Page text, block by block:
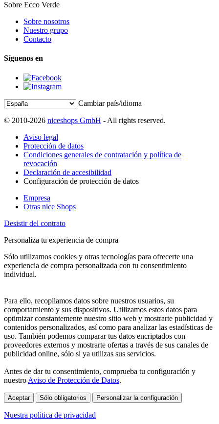
Sobre Ecco Verde
Sobre nosotros
Nuestro grupo
Contacto
Síguenos en
Cambiar país/idioma
© 2010-2026 niceshops GmbH - All rights reserved.
Aviso legal
Protección de datos
Condiciones generales de contratación y política de
revocación
Declaración de accesibilidad
Configuración de protección de datos
Empresa
Otras nice Shops
Desistir del contrato
Personaliza tu experiencia de compra
Sólo utilizamos cookies y otras tecnologías para ofrecerte una
experiencia de compra personalizada con tu consentimiento
individual.
Para ello, recopilamos datos sobre nuestros usuarios, su
comportamiento y sus dispositivos. Utilizamos estos datos para
optimizar constantemente nuestro sitio web y mostrarte publicidad y
contenidos personalizados, así como para analizar las estadísticas de
uso. También podemos comparar tus datos encriptados con
proveedores externos y mostrarte ofertas a través de sus canales de
publicidad online, sólo si ya utilizas sus servicios.
Antes de dar tu consentimiento, comprueba tu configuración y
nuestro Aviso de Protección de Datos.
Aceptar Sólo obligatorios Personalizar la configuración
Nuestra política de privacidad